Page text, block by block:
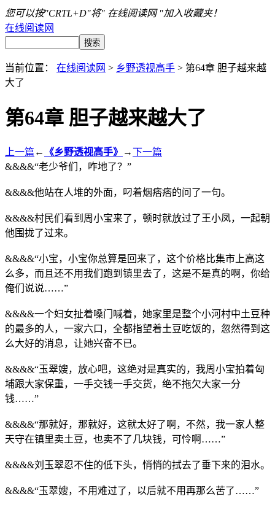
您可以按"CRTL+D"将" 在线阅读网 "加入收藏夹！
在线阅读网
当前位置： 在线阅读网 > 乡野透视高手 > 第64章 胆子越来越
大了
第64章 胆子越来越大了
上一篇 ← 《乡野透视高手》 →下一篇
&&&&“老少爷们，咋地了？”
&&&&他站在人堆的外面，叼着烟痞痞的问了一句。
&&&&村民们看到周小宝来了，顿时就放过了王小凤，一起朝
他围拢了过来。
&&&&“小宝，小宝你总算是回来了，这个价格比集市上高这
么多，而且还不用我们跑到镇里去了，这是不是真的啊，你给
俺们说说……”
&&&&一个妇女扯着嗓门喊着，她家里是整个小河村中土豆种
的最多的人，一家六口，全都指望着土豆吃饭的，忽然得到这
么大好的消息，让她兴奋不已。
&&&&“玉翠嫂，放心吧，这绝对是真实的，我周小宝拍着匈
埔跟大家保重，一手交钱一手交货，绝不拖欠大家一分
钱……”
&&&&“那就好，那就好，这就太好了啊，不然，我一家人整
天守在镇里卖土豆，也卖不了几块钱，可怜啊……”
&&&&刘玉翠忍不住的低下头，悄悄的拭去了垂下来的泪水。
&&&&“玉翠嫂，不用难过了，以后就不用再那么苦了……”